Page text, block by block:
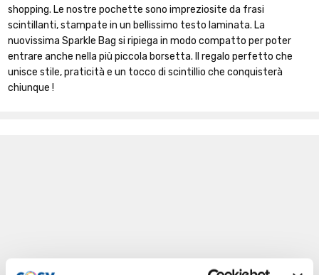
shopping. Le nostre pochette sono impreziosite da frasi
scintillanti, stampate in un bellissimo testo laminata. La
nuovissima Sparkle Bag si ripiega in modo compatto per poter
entrare anche nella più piccola borsetta. Il regalo perfetto che
unisce stile, praticità e un tocco di scintillio che conquisterà
chiunque !